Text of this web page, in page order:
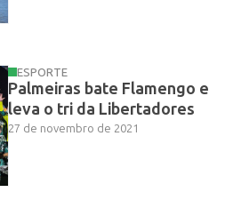
ESPORTE
Palmeiras bate Flamengo e
leva o tri da Libertadores
27 de novembro de 2021